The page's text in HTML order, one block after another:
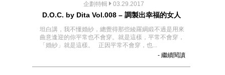
企劃特輯 03.29.2017
D.O.C. by Dita Vol.008 – 調製出幸福的女人
坦白講，我不懂婚紗，總覺得那些綾羅綢緞不過是用來
曲意逢迎的你平常也不會穿。就是這樣，平常不會穿，
「婚紗」就是這樣。 正因平常不會穿，也...
- 繼續閱讀